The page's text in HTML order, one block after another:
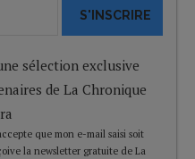
S'INSCRIRE
sélection exclusive
de La Chronique
que mon e-mail saisi soit
la newsletter gratuite de La